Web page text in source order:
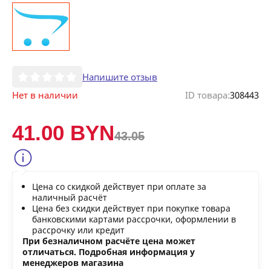
Напишите отзыв
Нет в наличии
ID товара:308443
41.00 BYN43.05
Цена со скидкой действует при оплате за
наличный расчёт
Цена без скидки действует при покупке товара
банковскими картами рассрочки, оформлении в
рассрочку или кредит
При безналичном расчёте цена может
отличаться. Подробная информация у
менеджеров магазина
Нашли дешевле?